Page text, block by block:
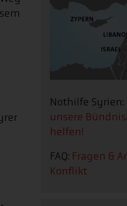
Nothilfe Syrien:
unsere
helfen!
FAQ: Fragen &
Konflikt